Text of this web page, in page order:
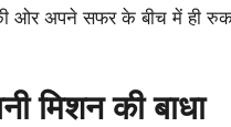
ओर अपने सफर के बीच में ही
मिशन की बाधा